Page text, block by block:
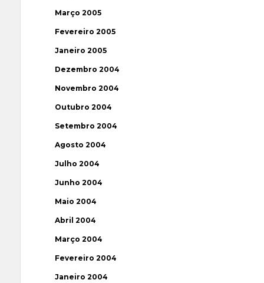
Março 2005
Fevereiro 2005
Janeiro 2005
Dezembro 2004
Novembro 2004
Outubro 2004
Setembro 2004
Agosto 2004
Julho 2004
Junho 2004
Maio 2004
Abril 2004
Março 2004
Fevereiro 2004
Janeiro 2004